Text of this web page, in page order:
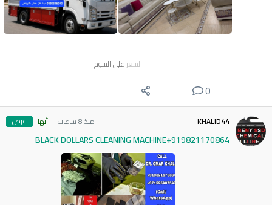
السعر على السوم
0
KHALID44 منذ 8 ساعات أبها عرض
BLACK DOLLARS CLEANING MACHINE+919821170864